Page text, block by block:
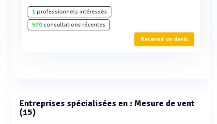
1professionnels intéressés
570consultations récentes
Recevoir un devis
Entreprises spécialisées en : Mesure de vent
(15)